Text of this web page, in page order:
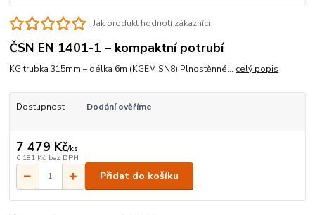
Jak produkt hodnotí zákazníci
ČSN EN 1401-1 – kompaktní potrubí
KG trubka 315mm – délka 6m (KGEM SN8) Plnostěnné... celý popis
Dostupnost Dodání ověříme
7 479 Kč/ks
6 181 Kč bez DPH
Přidat do košíku